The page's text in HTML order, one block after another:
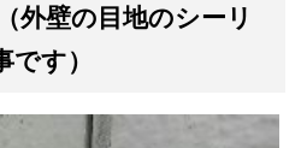
（外壁の目地のシーリ
す）